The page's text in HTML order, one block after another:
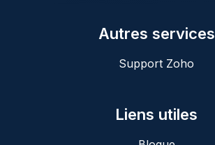
Autres services
Support Zoho
Liens utiles